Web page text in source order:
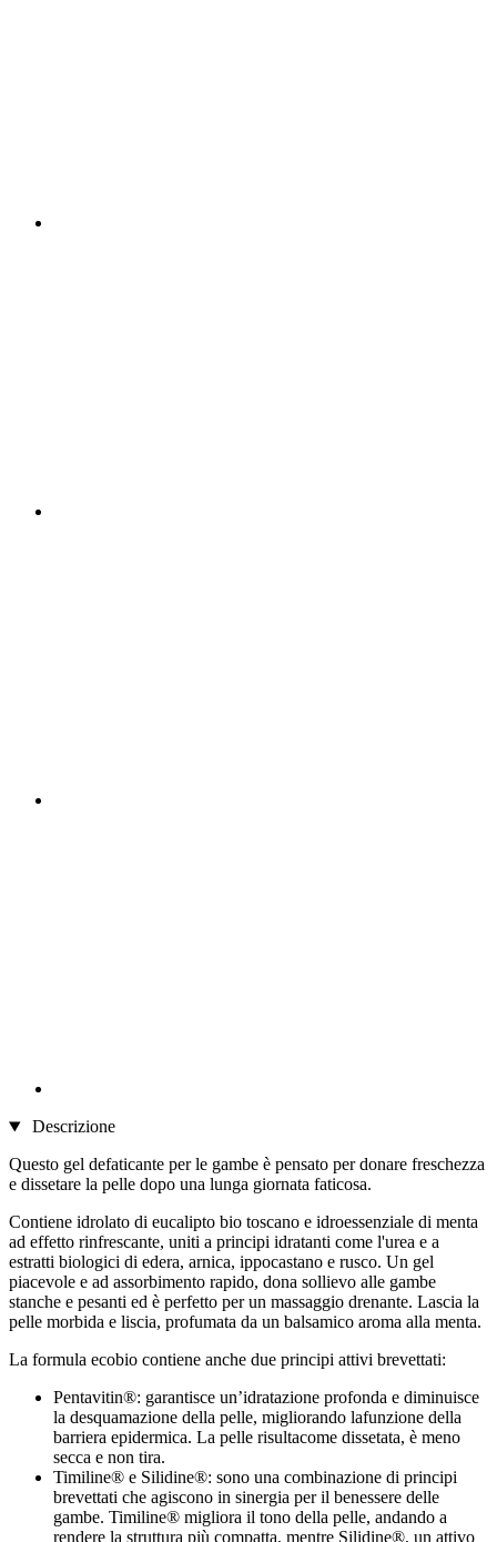
Descrizione
Questo gel defaticante per le gambe è pensato per donare freschezza
e dissetare la pelle dopo una lunga giornata faticosa.
Contiene idrolato di eucalipto bio toscano e idroessenziale di menta
ad effetto rinfrescante, uniti a principi idratanti come l'urea e a
estratti biologici di edera, arnica, ippocastano e rusco. Un gel
piacevole e ad assorbimento rapido, dona sollievo alle gambe
stanche e pesanti ed è perfetto per un massaggio drenante. Lascia la
pelle morbida e liscia, profumata da un balsamico aroma alla menta.
La formula ecobio contiene anche due principi attivi brevettati:
Pentavitin®: garantisce un’idratazione profonda e diminuisce
la desquamazione della pelle, migliorando lafunzione della
barriera epidermica. La pelle risultacome dissetata, è meno
secca e non tira.
Timiline® e Silidine®: sono una combinazione di principi
brevettati che agiscono in sinergia per il benessere delle
gambe. Timiline® migliora il tono della pelle, andando a
rendere la struttura più compatta, mentre Silidine®, un attivo